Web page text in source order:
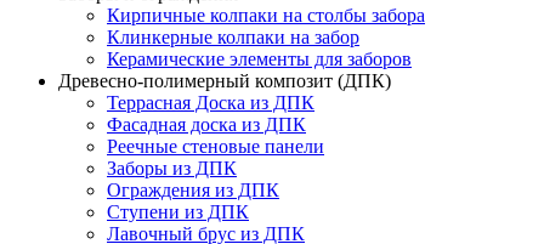
Кирпичные колпаки на столбы забора
Клинкерные колпаки на забор
Керамические элементы для заборов
Древесно-полимерный композит (ДПК)
Террасная Доска из ДПК
Фасадная доска из ДПК
Реечные стеновые панели
Заборы из ДПК
Ограждения из ДПК
Ступени из ДПК
Лавочный брус из ДПК